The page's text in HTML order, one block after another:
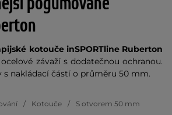
kotouče inSPORTline Ruberton
závaží s dodatečnou ochranou.
s nakládací částí o průměru 50 mm.
Kotouče S otvorem 50 mm